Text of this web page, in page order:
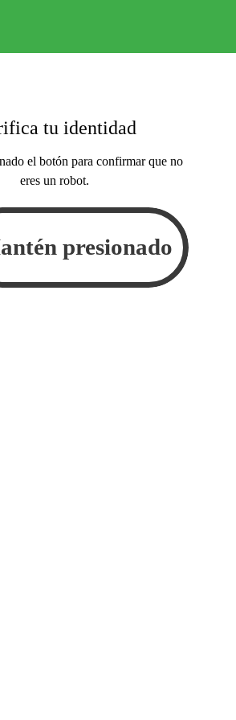
tu identidad
el botón para confirmar que no
eres un robot.